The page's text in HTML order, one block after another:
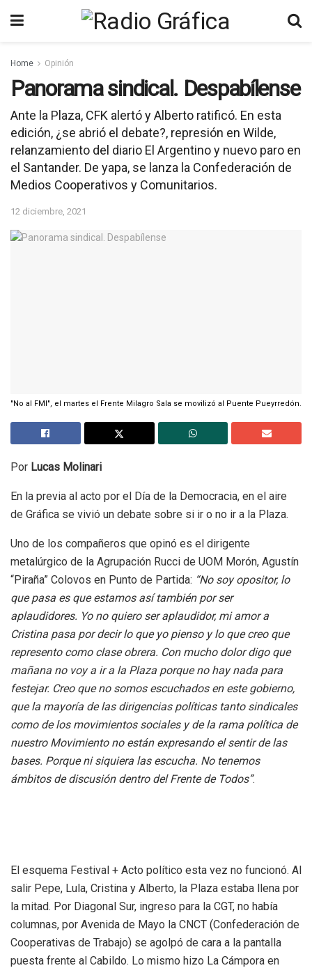
Home Opinión
Panorama sindical. Despabílense
Ante la Plaza, CFK alertó y Alberto ratificó. En esta
edición, ¿se abrió el debate?, represión en Wilde,
relanzamiento del diario El Argentino y nuevo paro en
el Santander. De yapa, se lanza la Confederación de
Medios Cooperativos y Comunitarios.
12 diciembre, 2021
"No al FMI", el martes el Frente Milagro Sala se movilizó al Puente Pueyrredón.
Por Lucas Molinari
En la previa al acto por el Día de la Democracia, en el aire
de Gráfica se vivió un debate sobre si ir o no ir a la Plaza.
Uno de los compañeros que opinó es el dirigente
metalúrgico de la Agrupación Rucci de UOM Morón, Agustín
“Piraña” Colovos en Punto de Partida: “No soy opositor, lo
que pasa es que estamos así también por ser
aplaudidores. Yo no quiero ser aplaudidor, mi amor a
Cristina pasa por decir lo que yo pienso y lo que creo que
represento como clase obrera. Con mucho dolor digo que
mañana no voy a ir a la Plaza porque no hay nada para
festejar. Creo que no somos escuchados en este gobierno,
que la mayoría de las dirigencias políticas tanto sindicales
como de los movimientos sociales y de la rama política de
nuestro Movimiento no están expresando el sentir de las
bases. Porque ni siquiera las escucha. No tenemos
ámbitos de discusión dentro del Frente de Todos”.
El esquema Festival + Acto político esta vez no funcionó. Al
salir Pepe, Lula, Cristina y Alberto, la Plaza estaba llena por
la mitad. Por Diagonal Sur, ingreso para la CGT, no había
columnas, por Avenida de Mayo la CNCT (Confederación de
Cooperativas de Trabajo) se agolpó de cara a la pantalla
puesta frente al Cabildo. Lo mismo hizo La Cámpora en